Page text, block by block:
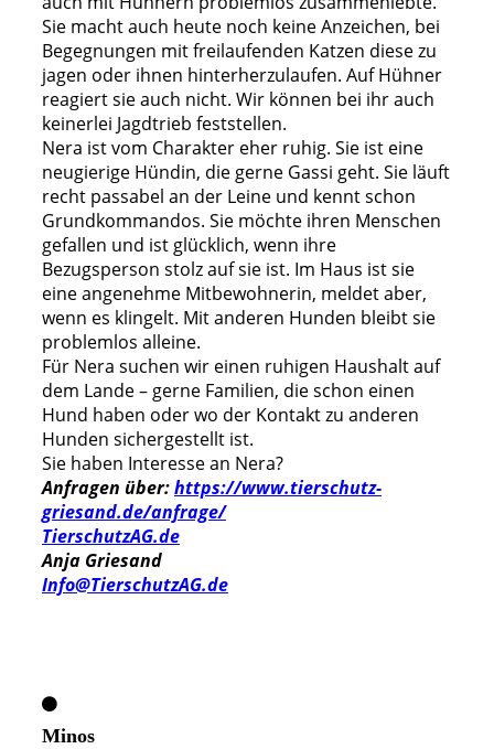
Sie macht auch heute noch keine Anzeichen, bei
Begegnungen mit freilaufenden Katzen diese zu
jagen oder ihnen hinterherzulaufen. Auf Hühner
reagiert sie auch nicht. Wir können bei ihr auch
keinerlei Jagdtrieb feststellen.
Nera ist vom Charakter eher ruhig. Sie ist eine
neugierige Hündin, die gerne Gassi geht. Sie läuft
recht passabel an der Leine und kennt schon
Grundkommandos. Sie möchte ihren Menschen
gefallen und ist glücklich, wenn ihre
Bezugsperson stolz auf sie ist. Im Haus ist sie
eine angenehme Mitbewohnerin, meldet aber,
wenn es klingelt. Mit anderen Hunden bleibt sie
problemlos alleine.
Für Nera suchen wir einen ruhigen Haushalt auf
dem Lande – gerne Familien, die schon einen
Hund haben oder wo der Kontakt zu anderen
Hunden sichergestellt ist.
Sie haben Interesse an Nera?
Anfragen über:https://www.tierschutz-
griesand.de/anfrage/
TierschutzAG.de
Anja Griesand
Info@TierschutzAG.de
Minos